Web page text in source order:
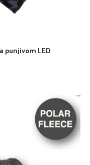
punjivom LED